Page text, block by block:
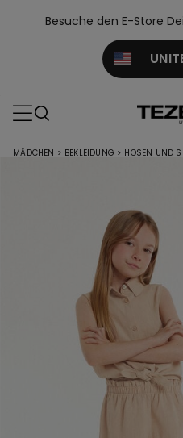
Besuche den E-Store
MÄDCHEN > BEKLEIDUNG > HOSEN UND